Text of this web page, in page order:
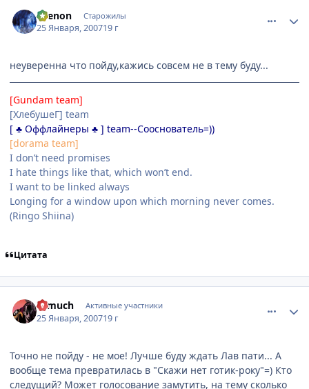
Ksenon Старожилы
25 Января, 200719 г
неуверенна что пойду,кажись совсем не в тему буду...
[Gundam team]
[ХлебушеГ] team
[ ♣ Оффлайнеры ♣ ] team--Сооснователь=))
[dorama team]
I don’t need promises
I hate things like that, which won’t end.
I want to be linked always
Longing for a window upon which morning never comes.
(Ringo Shiina)
Цитата
Temuch Активные участники
25 Января, 200719 г
Точно не пойду - не мое! Лучше буду ждать Лав пати... А
вообще тема превратилась в "Скажи нет готик-року"=) Кто
следущий? Может голосование замутить, на тему сколько